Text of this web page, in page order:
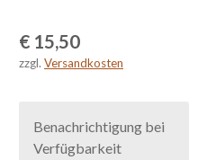
€ 15,50
zzgl. Versandkosten
Benachrichtigung bei
Verfügbarkeit